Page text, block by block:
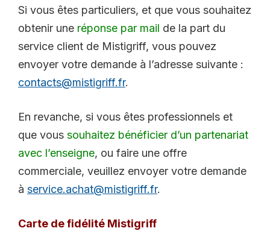
Si vous êtes particuliers, et que vous souhaitez
obtenir une réponse par mail de la part du
service client de Mistigriff, vous pouvez
envoyer votre demande à l’adresse suivante :
contacts@mistigriff.fr.
En revanche, si vous êtes professionnels et
que vous souhaitez bénéficier d’un partenariat
avec l’enseigne, ou faire une offre
commerciale, veuillez envoyer votre demande
à service.achat@mistigriff.fr.
Carte de fidélité Mistigriff